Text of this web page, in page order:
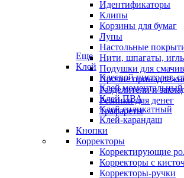
Идентификаторы
Клипы
Корзины для бумаг
Лупы
Настольные
Нити, шпагаты,
Подушки для
Прочие
Разделители и
Резинки для денег
Трафареты
Еще
Клей
Клеевой пистолет,
Клей моментальный
Клей ПВА
Клей силикатный
Клей-карандаш
Кнопки
Корректоры
Корректирующие
Корректоры с
Корректоры-ручки